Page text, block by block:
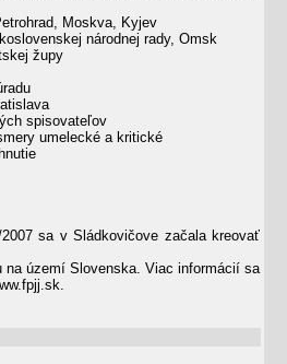
Moskva, Kyjev
národnej rady, Omsk
župy
spisovateľov
umelecké a kritické
sa v Sládkovičove začala kreovať
území Slovenska. Viac informácií sa